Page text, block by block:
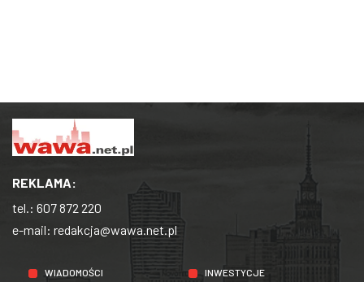
REKLAMA:
tel.: 607 872 220
e-mail: redakcja@wawa.net.pl
WIADOMOŚCI INWESTYCJE